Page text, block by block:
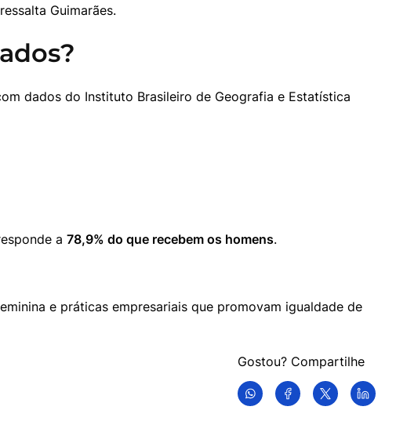
Guimarães.
dados do Instituto Brasileiro de Geografia e Estatística
a 78,9% do que recebem os homens.
e práticas empresariais que promovam igualdade de
Gostou? Compartilhe